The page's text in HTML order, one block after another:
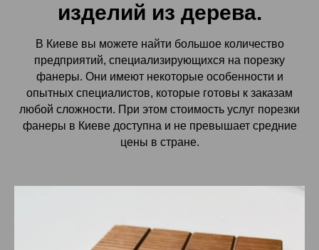
изделий из дерева.
В Киеве вы можете найти большое количество
предприятий, специализирующихся на порезку
фанеры. Они имеют некоторые особенности и
опытных специалистов, которые готовы к заказам
любой сложности. При этом стоимость услуг порезки
фанеры в Киеве доступна и не превышает средние
цены в стране.